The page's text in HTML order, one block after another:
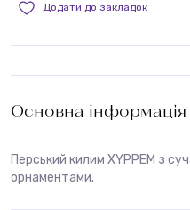
Основна інформація
Перський килим XYPPEM з
орнаментами.
Додати до закладок